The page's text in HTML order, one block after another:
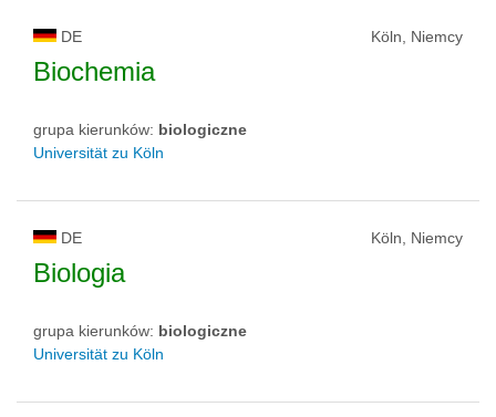
DE Köln, Niemcy
Biochemia
grupa kierunków: biologiczne
Universität zu Köln
DE Köln, Niemcy
Biologia
grupa kierunków: biologiczne
Universität zu Köln